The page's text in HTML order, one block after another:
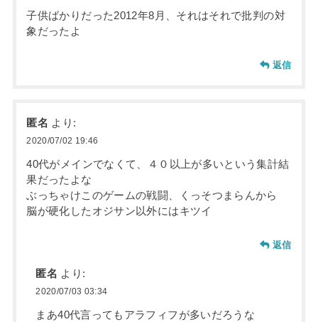
子供ばかりだった2012年8月、それはそれで批判の対
象だったよ
返信
匿名 より:
2020/07/02 19:46
40代がメインでなくて、４０以上が多いという集計結
果だったよな
ぶっちゃけこのゲームの戦闘、くっそつまらんから
脳が硬化したオジサン以外にはキツイ
返信
匿名 より:
2020/07/03 03:34
まあ40代言ってもアラフィフが多いだろうな